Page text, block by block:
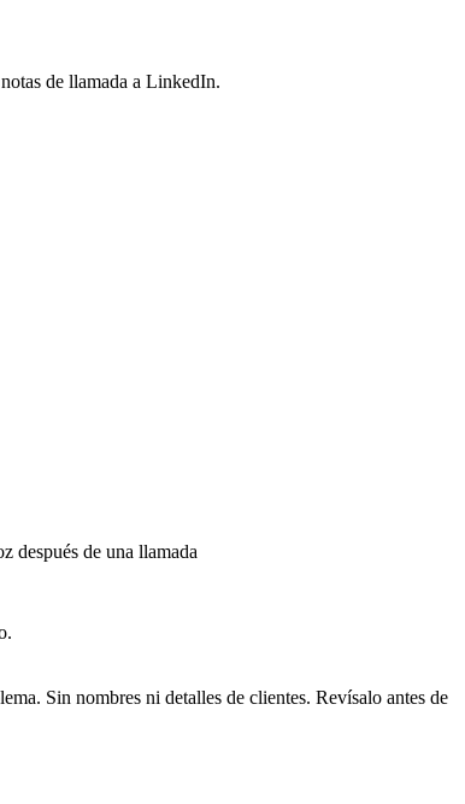
de llamada a LinkedIn.
después de una llamada
Sin nombres ni detalles de clientes. Revísalo antes de